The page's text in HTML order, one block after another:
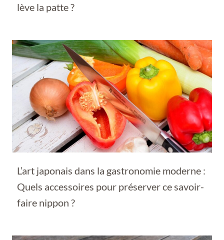
lève la patte ?
L’art japonais dans la gastronomie moderne :
Quels accessoires pour préserver ce savoir-
faire nippon ?